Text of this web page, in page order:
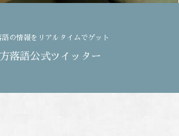
語の情報をリアルタイムでゲット
方落語公式ツイッター